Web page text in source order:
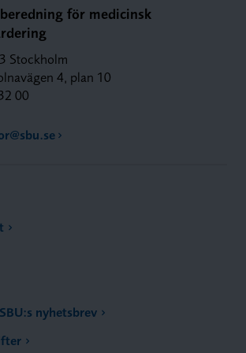
för medicinsk
Stockholm
4, plan 10
00
nyhetsbrev